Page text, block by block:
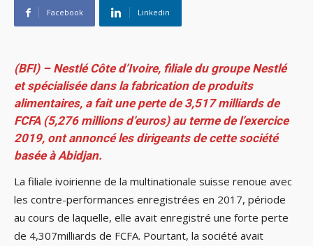
Facebook Linkedin
(BFI) – Nestlé Côte d’Ivoire, filiale du groupe Nestlé
et spécialisée dans la fabrication de produits
alimentaires, a fait une perte de 3,517 milliards de
FCFA (5,276 millions d’euros) au terme de l’exercice
2019, ont annoncé les dirigeants de cette société
basée à Abidjan.
La filiale ivoirienne de la multinationale suisse renoue avec
les contre-performances enregistrées en 2017, période
au cours de laquelle, elle avait enregistré une forte perte
de 4,307milliards de FCFA. Pourtant, la société avait